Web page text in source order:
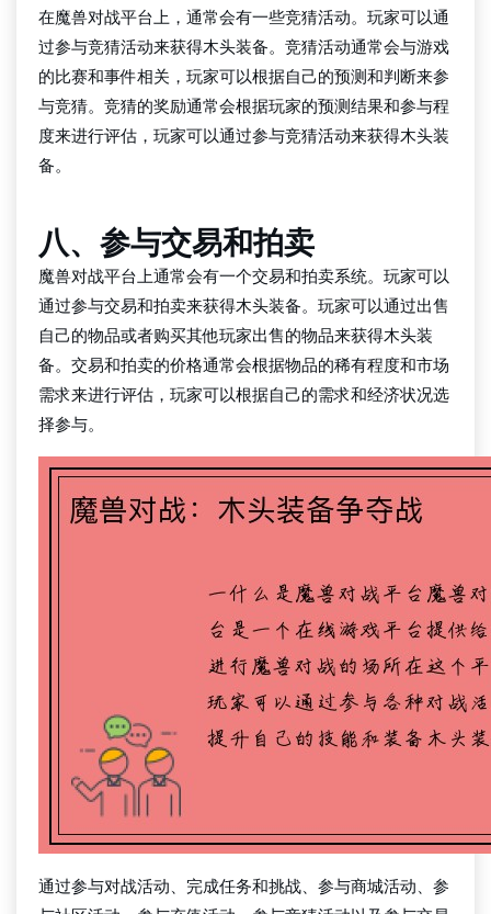
在魔兽对战平台上，通常会有一些竞猜活动。玩家可以通
过参与竞猜活动来获得木头装备。竞猜活动通常会与游戏
的比赛和事件相关，玩家可以根据自己的预测和判断来参
与竞猜。竞猜的奖励通常会根据玩家的预测结果和参与程
度来进行评估，玩家可以通过参与竞猜活动来获得木头装
备。
八、参与交易和拍卖
魔兽对战平台上通常会有一个交易和拍卖系统。玩家可以
通过参与交易和拍卖来获得木头装备。玩家可以通过出售
自己的物品或者购买其他玩家出售的物品来获得木头装
备。交易和拍卖的价格通常会根据物品的稀有程度和市场
需求来进行评估，玩家可以根据自己的需求和经济状况选
择参与。
通过参与对战活动、完成任务和挑战、参与商城活动、参